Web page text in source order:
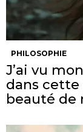
PHILOSOPHIE
J’ai vu
dans cette
beauté de